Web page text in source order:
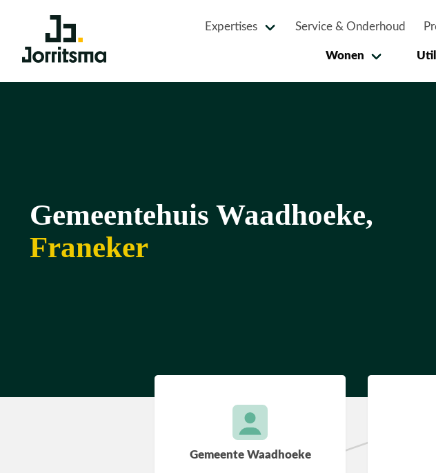
Expertises Service & Onderhoud
Wonen
Gemeentehuis Waadhoeke,
Franeker
Gemeente Waadhoeke